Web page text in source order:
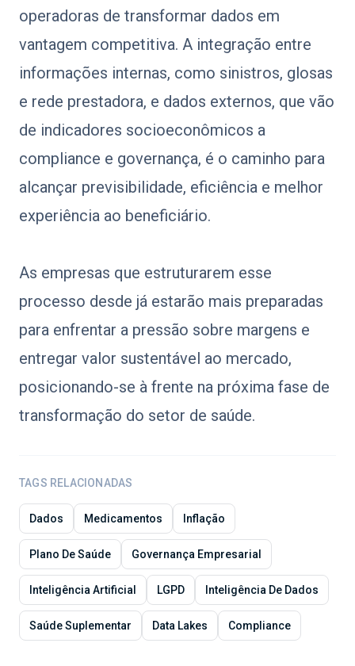
operadoras de transformar dados em
vantagem competitiva. A integração entre
informações internas, como sinistros, glosas
e rede prestadora, e dados externos, que vão
de indicadores socioeconômicos a
compliance e governança, é o caminho para
alcançar previsibilidade, eficiência e melhor
experiência ao beneficiário.
As empresas que estruturarem esse
processo desde já estarão mais preparadas
para enfrentar a pressão sobre margens e
entregar valor sustentável ao mercado,
posicionando-se à frente na próxima fase de
transformação do setor de saúde.
TAGS RELACIONADAS
Dados Medicamentos Inflação
Plano De Saúde Governança Empresarial
Inteligência Artificial LGPD Inteligência De Dados
Saúde Suplementar Data Lakes Compliance